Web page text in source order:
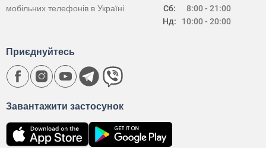
Сб:
Нд:
8:00 - 21:00
10:00 - 20:00
мобільних телефонів в Україні
Завантажити застосунок
Приєднуйтесь